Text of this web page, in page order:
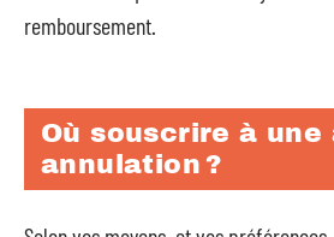
remboursement.
Où souscrire à une
annulation ?